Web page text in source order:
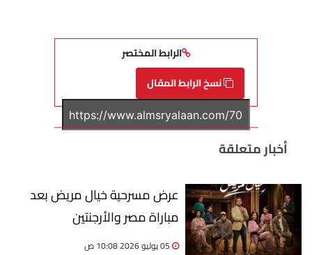
الرابط المختصر
نسخ الرابط المقال
أخبار متعلقة
عرض مسرحية خيال مريض بعد
مباراة مصر والأرجنتين
05 يوليو 2026 10:08 ص